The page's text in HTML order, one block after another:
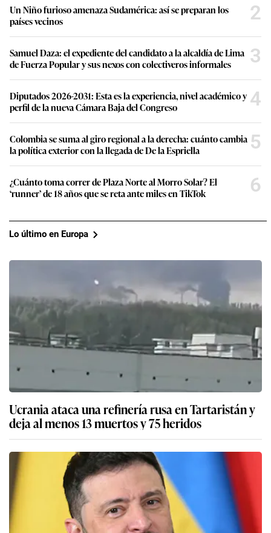
Un Niño furioso amenaza Sudamérica: así se preparan los
países vecinos
2
Samuel Daza: el expediente del candidato a la alcaldía de Lima
de Fuerza Popular y sus nexos con colectiveros informales
3
Diputados 2026-2031: Esta es la experiencia, nivel académico y
perfil de la nueva Cámara Baja del Congreso
4
Colombia se suma al giro regional a la derecha: cuánto cambia
la política exterior con la llegada de De la Espriella
5
¿Cuánto toma correr de Plaza Norte al Morro Solar? El
‘runner’ de 18 años que se reta ante miles en TikTok
6
Lo último en Europa
Ucrania ataca una refinería rusa en Tartaristán y
deja al menos 13 muertos y 75 heridos